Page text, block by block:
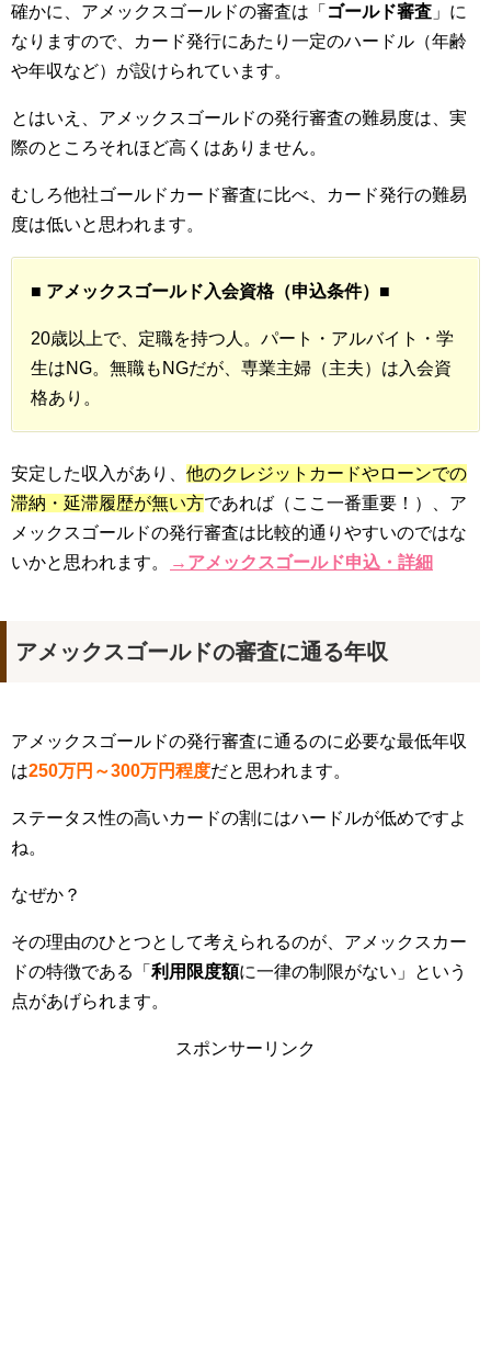
確かに、アメックスゴールドの審査は「 ゴールド審査 」に
なりますので、カード発行にあたり一定のハードル（年齢
や年収など）が設けられています。
とはいえ、アメックスゴールドの発行審査の難易度は、実
際のところそれほど高くはありません。
むしろ他社ゴールドカード審査に比べ、カード発行の難易
度は低いと思われます。
■ アメックスゴールド入会資格（申込条件）■
20歳以上で、定職を持つ人。パート・アルバイト・学
生はNG。無職もNGだが、専業主婦（主夫）は入会資
格あり。
安定した収入があり、 他のクレジットカードやローンでの
滞納・延滞履歴が無い方であれば（ここ一番重要！）、ア
メックスゴールドの発行審査は比較的通りやすいのではな
いかと思われます。
→アメックスゴールド申込・詳細
アメックスゴールドの審査に通る年収
アメックスゴールドの発行審査に通るのに必要な最低年収
は250万円～300万円程度だと思われます。
ステータス性の高いカードの割にはハードルが低めですよ
ね。
なぜか？
その理由のひとつとして考えられるのが、アメックスカー
ドの特徴である「 利用限度額に一律の制限がない」という
点があげられます。
スポンサーリンク